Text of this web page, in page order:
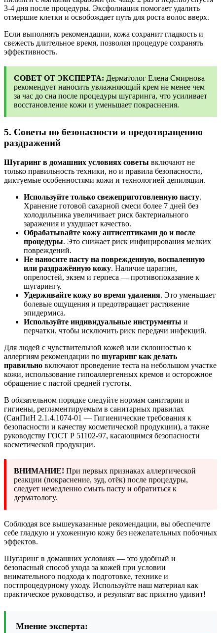
3-4 дня после процедуры. Эксфолиация помогает удалить
отмершие клетки и освобождает путь для роста волос вверх.
Если выполнять рекомендации, кожа сохранит гладкость и
свежесть длительное время, позволяя процедуре сохранять
эффективность.
СОВЕТ ОТ ЭКСПЕРТА: Дерматолог Елена Смирнова
рекомендует наносить увлажняющий крем не менее чем
за час до сна после процедуры шугаринга, что усиливает
восстановление кожи и уменьшает покраснения.
5. Советы по безопасности и предотвращению
раздражений
Шугаринг в домашних условиях советы включают не
только правильность техники, но и правила безопасности,
диктуемые особенностями кожи и технологией депиляции.
Используйте только свежеприготовленную пасту.
Хранение готовой сахарной смеси более 7 дней без
холодильника увеличивает риск бактериального
заражения и ухудшает качество.
Обрабатывайте кожу антисептиками до и после
процедуры. Это снижает риск инфицирования мелких
повреждений.
Не наносите пасту на поврежденную, воспаленную
или раздражённую кожу. Наличие царапин,
опрелостей, экзем и герпеса — противопоказание к
шугарингу.
Удерживайте кожу во время удаления. Это уменьшает
болевые ощущения и предотвращает растяжение
эпидермиса.
Используйте индивидуальные инструменты и
перчатки, чтобы исключить риск передачи инфекций.
Для людей с чувствительной кожей или склонностью к
аллергиям рекомендации по шугаринг как делать
правильно включают проведение теста на небольшом участке
кожи, использование гипоаллергенных кремов и осторожное
обращение с пастой средней густоты.
В обязательном порядке следуйте нормам санитарии и
гигиены, регламентируемым в санитарных правилах
(СанПиН 2.1.4.1074-01 — Гигиенические требования к
безопасности и качеству косметической продукции), а также
руководству ГОСТ Р 51102-97, касающимся безопасности
косметической продукции.
ВНИМАНИЕ! При первых признаках аллергической
реакции (покраснение, зуд, отёк) после процедуры,
следует немедленно смыть пасту и обратиться к
дерматологу.
Соблюдая все вышеуказанные рекомендации, вы обеспечите
себе гладкую и ухоженную кожу без нежелательных побочных
эффектов.
Шугаринг в домашних условиях — это удобный и
безопасный способ ухода за кожей при условии
внимательного подхода к подготовке, технике и
постпроцедурному уходу. Используйте наш материал как
практическое руководство, и результат вас приятно удивит!
Мнение эксперта: